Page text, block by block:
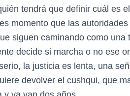
tendrá que definir cuál es
momento que las
siguen caminando como
decide si marcha o no ese
la justicia es lenta, una
devolver el cushqui, que